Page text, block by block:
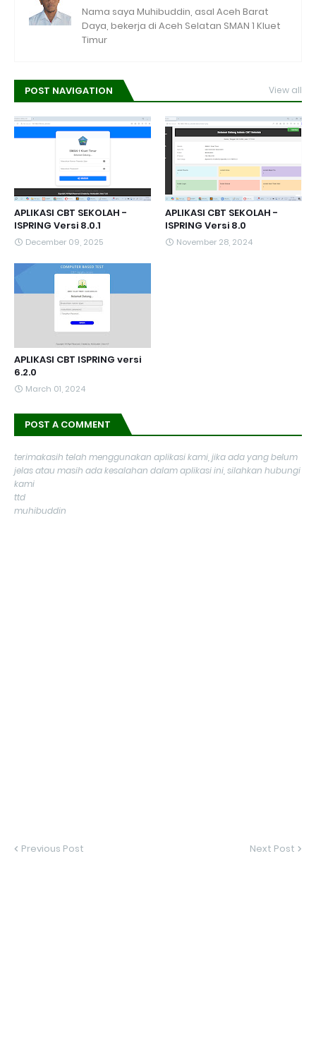
Nama saya Muhibuddin, asal Aceh Barat
Daya, bekerja di Aceh Selatan SMAN 1 Kluet
Timur
POST NAVIGATION View all
APLIKASI CBT SEKOLAH -
ISPRING Versi 8.0.1
December 09, 2025
APLIKASI CBT SEKOLAH -
ISPRING Versi 8.0
November 28, 2024
APLIKASI CBT ISPRING versi
6.2.0
March 01, 2024
POST A COMMENT
terimakasih telah menggunakan aplikasi kami, jika ada yang belum
jelas atau masih ada kesalahan dalam aplikasi ini, silahkan hubungi
kami
ttd
muhibuddin
Previous Post Next Post